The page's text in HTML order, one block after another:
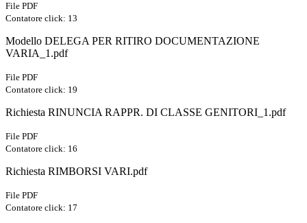
File PDF
Contatore click: 13
Modello DELEGA PER RITIRO DOCUMENTAZIONE
VARIA_1.pdf
File PDF
Contatore click: 19
Richiesta RINUNCIA RAPPR. DI CLASSE GENITORI_1.pdf
File PDF
Contatore click: 16
Richiesta RIMBORSI VARI.pdf
File PDF
Contatore click: 17